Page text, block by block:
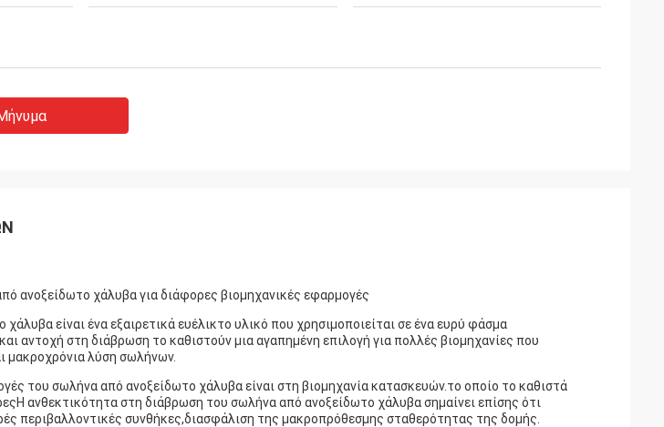
ανοξείδωτο χάλυβα για διάφορες βιομηχανικές εφαρμογές
είναι ένα εξαιρετικά ευέλικτο υλικό που χρησιμοποιείται σε ένα ευρύ φάσμα
αντοχή στη διάβρωση το καθιστούν μια αγαπημένη επιλογή για πολλές βιομηχανίες που
μακροχρόνια λύση σωλήνων.
του σωλήνα από ανοξείδωτο χάλυβα είναι στη βιομηχανία κατασκευών.το οποίο το καθιστά
ανθεκτικότητα στη διάβρωση του σωλήνα από ανοξείδωτο χάλυβα σημαίνει επίσης ότι
περιβαλλοντικές συνθήκες,διασφάλιση της μακροπρόθεσμης σταθερότητας της δομής.